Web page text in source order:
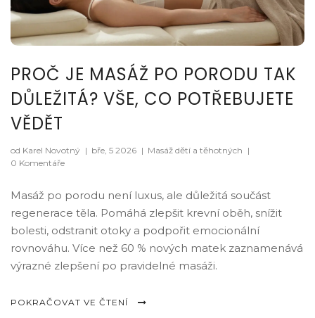
PROČ JE MASÁŽ PO PORODU TAK
DŮLEŽITÁ? VŠE, CO POTŘEBUJETE
VĚDĚT
od Karel Novotný | bře, 5 2026 | Masáž dětí a těhotných |
0 Komentáře
Masáž po porodu není luxus, ale důležitá součást
regenerace těla. Pomáhá zlepšit krevní oběh, snížit
bolesti, odstranit otoky a podpořit emocionální
rovnováhu. Více než 60 % nových matek zaznamenává
výrazné zlepšení po pravidelné masáži.
POKRAČOVAT VE ČTENÍ